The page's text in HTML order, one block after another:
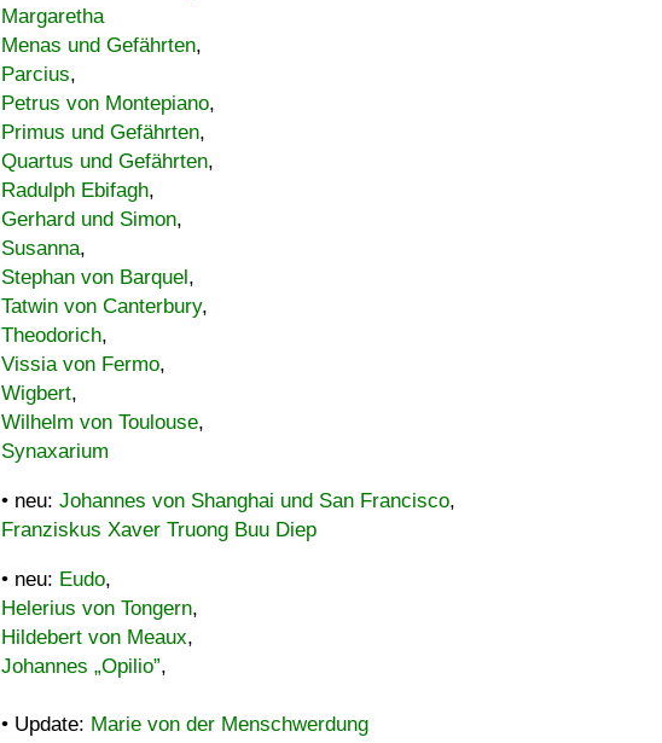
Margaretha
Menas und Gefährten,
Parcius,
Petrus von Montepiano,
Primus und Gefährten,
Quartus und Gefährten,
Radulph Ebifagh,
Gerhard und Simon,
Susanna,
Stephan von Barquel,
Tatwin von Canterbury,
Theodorich,
Vissia von Fermo,
Wigbert,
Wilhelm von Toulouse,
Synaxarium
• neu: Johannes von Shanghai und San Francisco,
Franziskus Xaver Truong Buu Diep
• neu: Eudo,
Helerius von Tongern,
Hildebert von Meaux,
Johannes „Opilio”,
• Update: Marie von der Menschwerdung